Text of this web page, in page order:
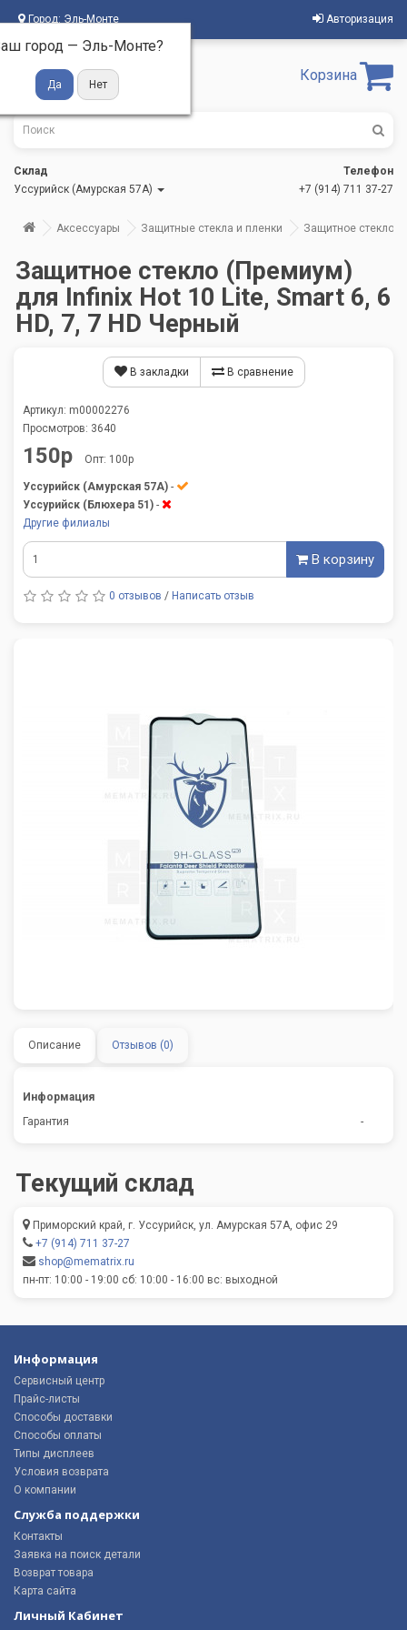
Город: Эль-Монте
город — Эль-Монте?
Авторизация
Корзина
Склад
Уссурийск (Амурская 57А)
Телефон
+7 (914) 711 37-27
Аксессуары Защитные стекла и пленки Защитное стекло
Защитное стекло (Премиум)
для Infinix Hot 10 Lite, Smart 6, 6
HD, 7, 7 HD Черный
Описание Отзывов (0)
Информация
Гарантия
-
Текущий склад
Приморский край, г. Уссурийск, ул. Амурская 57А, офис 29
+7 (914) 711 37-27
shop@mematrix.ru
пн-пт: 10:00 - 19:00 сб: 10:00 - 16:00 вс: выходной
В закладки В сравнение
Артикул: m00002276
Просмотров: 3640
150р Опт: 100р
Уссурийск (Амурская 57А) -
Уссурийск (Блюхера 51) -
Другие филиалы
В корзину
0 отзывов / Написать отзыв
Информация
Сервисный центр
Прайс-листы
Способы доставки
Способы оплаты
Типы дисплеев
Условия возврата
О компании
Служба поддержки
Контакты
Заявка на поиск детали
Возврат товара
Карта сайта
Личный Кабинет